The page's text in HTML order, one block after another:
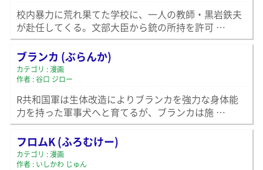
校内暴力に荒れ果てた学校に、一人の教師・黒岩鉄夫
が赴任してくる。文部大臣から銃の所持を許可 …
ブランカ (ぶらんか)
カテゴリ : 漫画
作者 : 谷口 ジロー
R共和国軍は生体改造によりブランカを強力な身体能
力を持った軍事犬へと育てるが、ブランカは施 …
フロムK (ふろむけー)
カテゴリ : 漫画
作者 : いしかわ じゅん